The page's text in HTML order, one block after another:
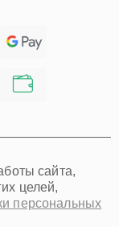
сайта,
целей,
персональных